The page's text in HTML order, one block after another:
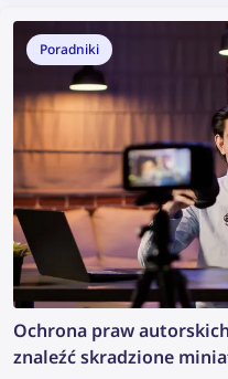
pomóc w dochodzeniu.
informacji na podstawie
Poradniki
Ochrona praw
znaleźć skradzione